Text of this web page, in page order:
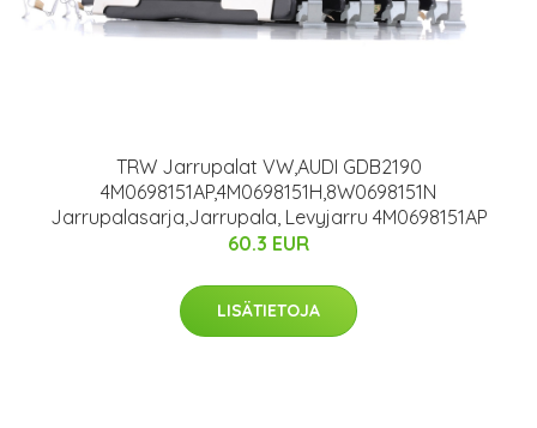
TRW Jarrupalat VW,AUDI GDB2190
4M0698151AP,4M0698151H,8W0698151N
Jarrupalasarja,Jarrupala, Levyjarru 4M0698151AP
60.3 EUR
LISÄTIETOJA